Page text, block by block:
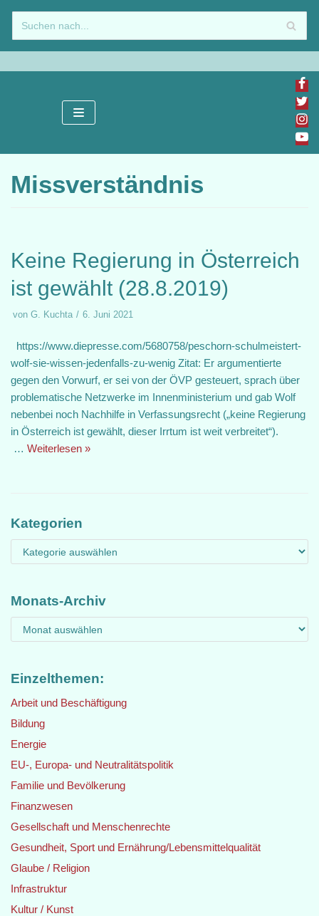
Zum
Inhalt
springen
Missverständnis
Keine Regierung in Österreich
ist gewählt (28.8.2019)
von G. Kuchta 6. Juni 2021
https://www.diepresse.com/5680758/peschorn-schulmeistert-
wolf-sie-wissen-jedenfalls-zu-wenig Zitat: Er argumentierte
gegen den Vorwurf, er sei von der ÖVP gesteuert, sprach über
problematische Netzwerke im Innenministerium und gab Wolf
nebenbei noch Nachhilfe in Verfassungsrecht („keine Regierung
in Österreich ist gewählt, dieser Irrtum ist weit verbreitet“).
… Weiterlesen »
Kategorien
Monats-Archiv
Einzelthemen:
Arbeit und Beschäftigung
Bildung
Energie
EU-, Europa- und Neutralitätspolitik
Familie und Bevölkerung
Finanzwesen
Gesellschaft und Menschenrechte
Gesundheit, Sport und Ernährung/Lebensmittelqualität
Glaube / Religion
Infrastruktur
Kultur / Kunst